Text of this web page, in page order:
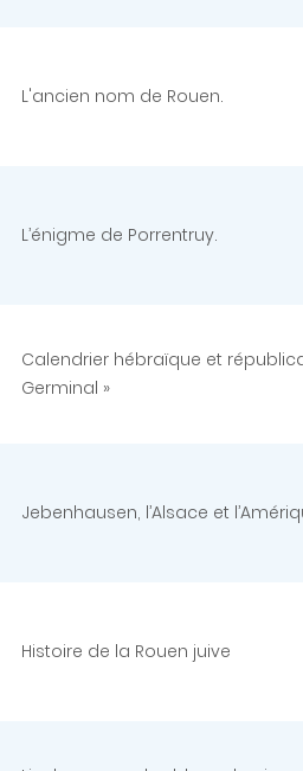
L'ancien nom de Rouen.
L’énigme de Porrentruy.
Calendrier hébraïque et
Germinal »
Jebenhausen, l’Alsace et
Histoire de la Rouen juive